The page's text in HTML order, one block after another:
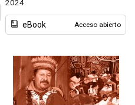
2024
eBook Acceso abierto